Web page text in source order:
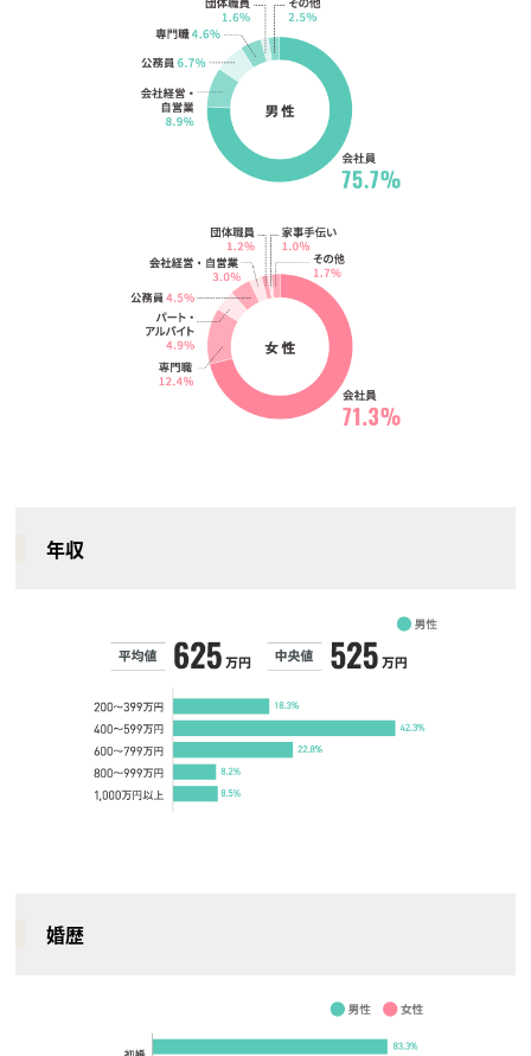
年収
婚歴